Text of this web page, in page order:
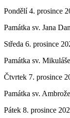
Pondělí4. prosince
Památka sv. Jana
Středa 6. prosince
Památka sv.
Čtvrtek 7. prosince
Památka sv.
Pátek 8. prosince